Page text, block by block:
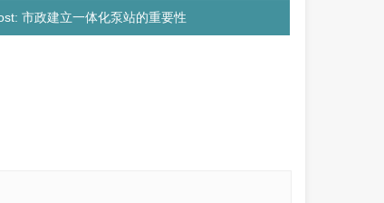
市政建立一体化泵站的重要性